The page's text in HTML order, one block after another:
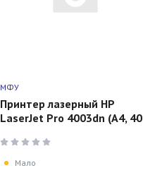
МФУ
Принтер лазерный HP
LaserJet Pro 4003dn (A4, 40
LAN/USB)
Мало